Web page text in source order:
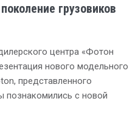
грузовиков
центра «Фотон
нового модельного
представленного
познакомились с новой